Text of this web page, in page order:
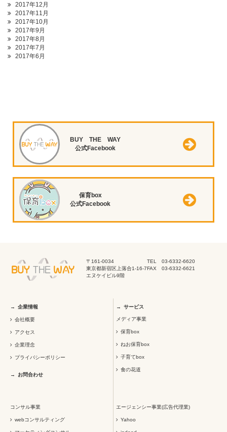
2017年12月
2017年11月
2017年10月
2017年9月
2017年8月
2017年7月
2017年6月
BUY THE WAY
公式Facebook
保育box
公式Facebook
〒161-0034
東京都新宿区上落合1-16-7
エヌケイビル9階
TEL 03-6332-6620
FAX 03-6332-6621
企業情報
会社概要
アクセス
企業理念
プライバシーポリシー
お問合わせ
サービス
メディア事業
保育box
ねお保育box
子育てbox
食の花道
コンサル事業
webコンサルティング
エージェンシー事業(広告代理業)
Yahoo